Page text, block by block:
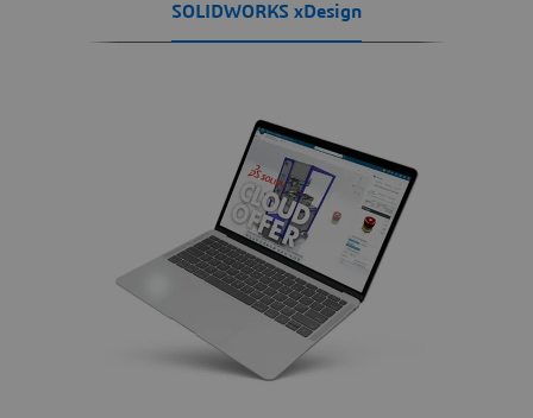
SOLIDWORKS xDesign